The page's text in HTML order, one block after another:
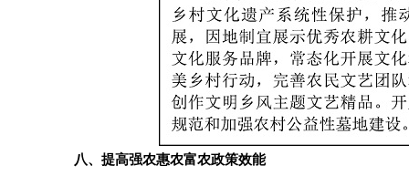
八、提高强农惠农富农政策效能